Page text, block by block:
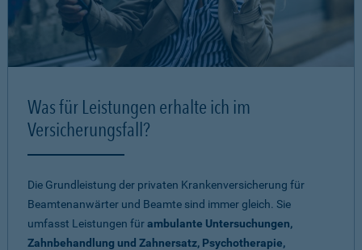
Was für Leistungen erhalte ich im
Versicherungsfall?
Die Grundleistung der privaten Krankenversicherung für
Beamtenanwärter und Beamte sind immer gleich. Sie
umfasst Leistungen fürambulante Untersuchungen,
Zahnbehandlung und Zahnersatz, Psychotherapie,